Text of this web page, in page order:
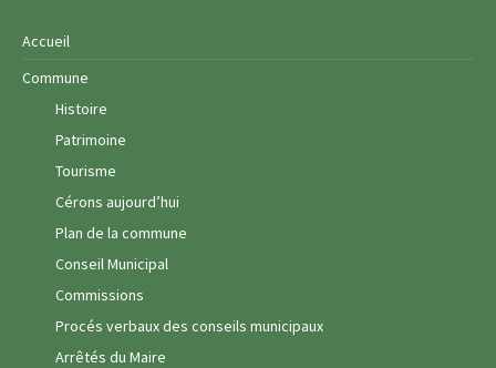
Accueil
Commune
Histoire
Patrimoine
Tourisme
Cérons aujourd’hui
Plan de la commune
Conseil Municipal
Commissions
Procés verbaux des conseils municipaux
Arrêtés du Maire